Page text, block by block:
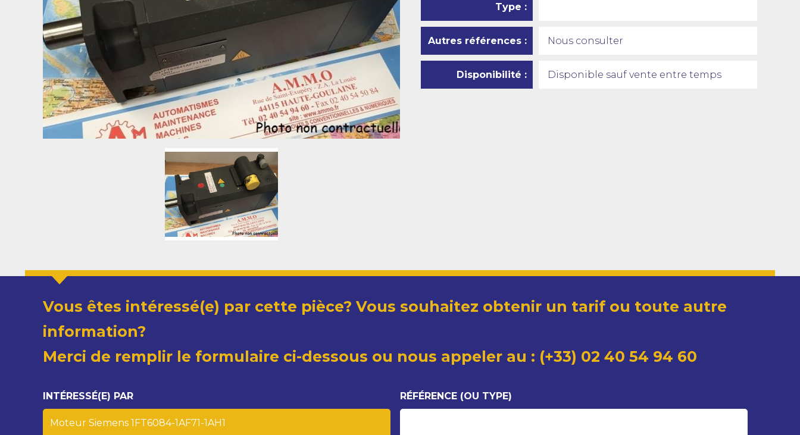
Type :
Autres références : Nous consulter
Disponibilité : Disponible sauf vente entre temps
Vous êtes intéressé(e) par cette pièce? Vous souhaitez obtenir un tarif ou toute autre
information?
Merci de remplir le formulaire ci-dessous ou nous appeler au : (+33) 02 40 54 94 60
INTÉRESSÉ(E) PAR RÉFÉRENCE (OU TYPE)